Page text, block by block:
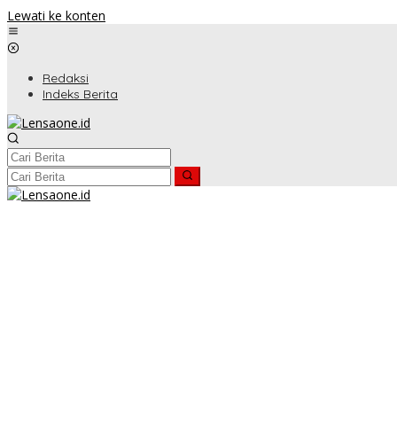
Lewati ke konten
Redaksi
Indeks Berita